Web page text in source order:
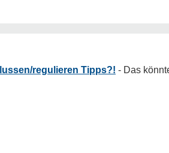
regulieren Tipps?!